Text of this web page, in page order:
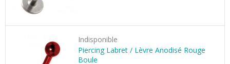
Indisponible
Piercing Labret / Lèvre Anodisé Rouge
Boule